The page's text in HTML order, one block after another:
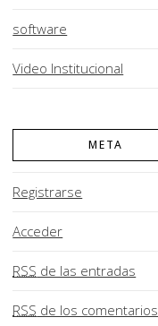
software
Video Institucional
META
Registrarse
Acceder
RSS de las entradas
RSS de los comentarios